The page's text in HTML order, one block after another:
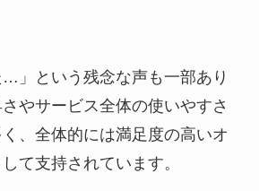
…」という残念な声も一部あり
やサービス全体の使いやすさ
、全体的には満足度の高いオ
て支持されています。